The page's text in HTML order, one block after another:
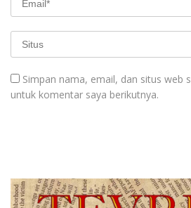
Simpan nama, email, dan situs web
untuk komentar saya berikutnya.